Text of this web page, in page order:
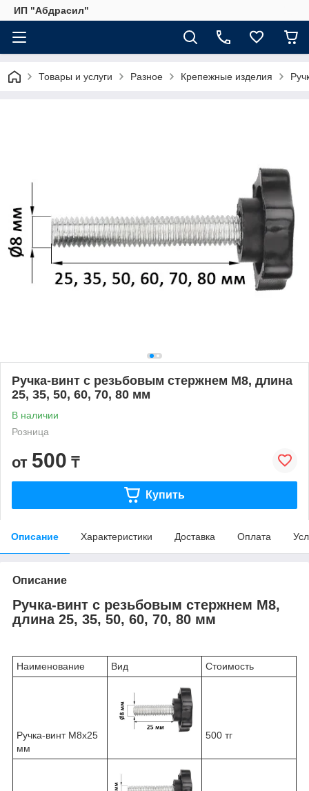
ИП "Абдрасил"
Товары и услуги Разное Крепежные изделия
Ручка-винт с резьбовым стержнем М8, длина
25, 35, 50, 60, 70, 80 мм
В наличии
Розница
от 500 ₸
Купить
Описание Характеристики Доставка Оплата
Описание
Ручка-винт с резьбовым стержнем М8,
длина 25, 35, 50, 60, 70, 80 мм
Наименование Вид Стоимость
Ручка-винт М8х25
мм
500 тг